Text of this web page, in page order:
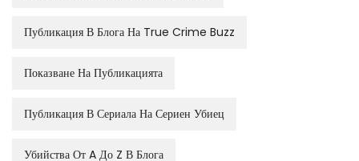
Публикация В Блога На True Crime Buzz
Показване На Публикацията
Публикация В Сериала На Сериен Убиец
Убийства От A До Z В Блога